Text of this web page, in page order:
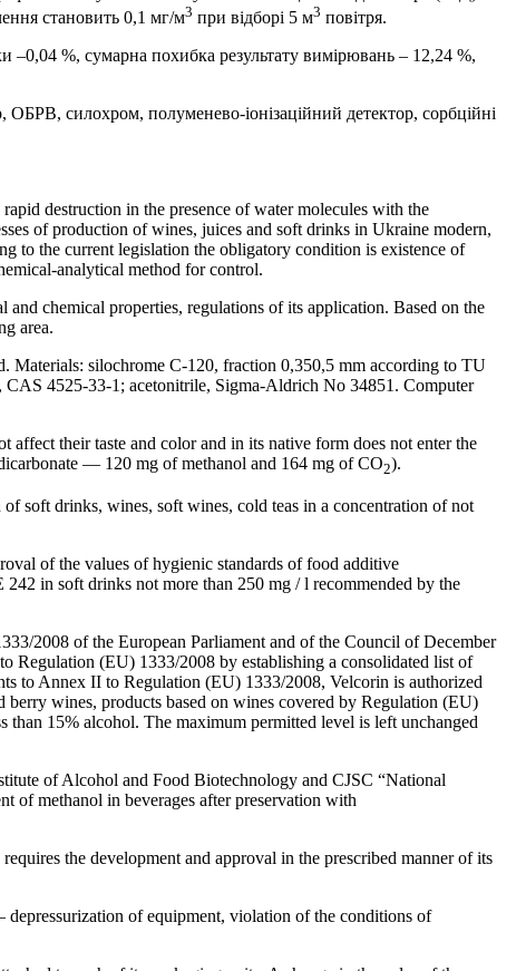
становить 0,1 мг/м3 при відборі 5 м3 повітря.
‒0,04 %, сумарна похибка результату вимірювань ‒ 12,24 %,
ОБРВ, силохром, полуменево-іонізаційний детектор, сорбційні
destruction in the presence of water molecules with the
of production of wines, juices and soft drinks in Ukraine modern,
to the current legislation the obligatory condition is existence of
analytical method for control.
chemical properties, regulations of its application. Based on the
area.
Materials: silochrome C-120, fraction 0,350,5 mm according to TU
4525-33-1; acetonitrile, Sigma-Aldrich No 34851. Computer
their taste and color and in its native form does not enter the
— 120 mg of methanol and 164 mg of CO2).
soft drinks, wines, soft wines, cold teas in a concentration of not
of the values of hygienic standards of food additive
in soft drinks not more than 250 mg / l recommended by the
2008 of the European Parliament and of the Council of December
Regulation (EU) 1333/2008 by establishing a consolidated list of
to Annex II to Regulation (EU) 1333/2008, Velcorin is authorized
wines, products based on wines covered by Regulation (EU)
15% alcohol. The maximum permitted level is left unchanged
of Alcohol and Food Biotechnology and CJSC “National
of methanol in beverages after preservation with
the development and approval in the prescribed manner of its
of equipment, violation of the conditions of